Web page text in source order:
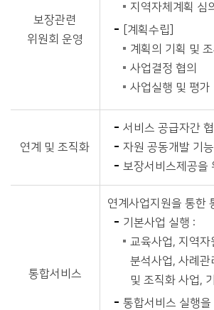
보장관련
위원회 운영
지역자체계획 심
[계획수립]
계획의 기획 및
사업결정 협의
사업실행 및 평가
연계 및 조직화
서비스 공급자간
자원 공동개발 기능
보장서비스제공을
통합서비스
연계사업지원을 통한
기본사업 실행 :
교육사업, 지역자
분석사업, 사례관
및 조직화 사업,
통합서비스 실행을